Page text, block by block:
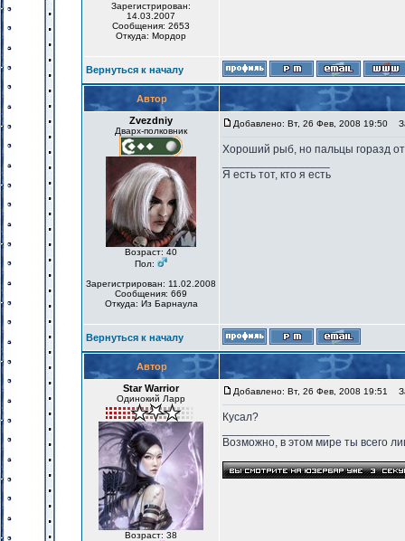
Зарегистрирован:
14.03.2007
Сообщения: 2653
Откуда: Мордор
Вернуться к началу
Автор
Zvezdniy
Дварх-полковник
Возраст: 40
Пол:
Зарегистрирован: 11.02.2008
Сообщения: 669
Откуда: Из Барнаула
Добавлено: Вт, 26 Фев, 2008 19:50
Хороший рыб, но пальцы горазд
Я есть тот, кто я есть
Вернуться к началу
Автор
Star Warrior
Одинокий Ларр
Возраст: 38
Добавлено: Вт, 26 Фев, 2008 19:51
Кусал?
Возможно, в этом мире ты всего